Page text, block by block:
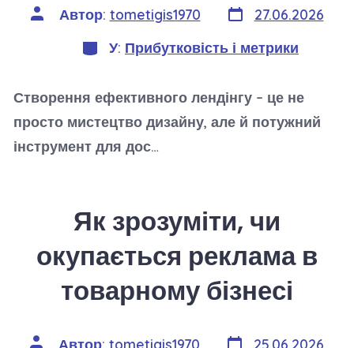
Автор
запису
Автор: tometigis1970 Дата
запису
27.06.2026
Категорії
У: Прибутковість і метрики
Створення ефективного лендінгу – це не
просто мистецтво дизайну, але й потужний
інструмент для дос…
Як зрозуміти, чи
окупається реклама в
товарному бізнесі
АвторАвтор: tometigis1970 Дата25.06.2026